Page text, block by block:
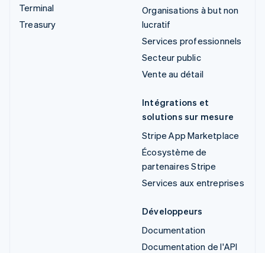
Terminal
Treasury
Organisations à but non
lucratif
Services professionnels
Secteur public
Vente au détail
Intégrations et
solutions sur mesure
Stripe App Marketplace
Écosystème de
partenaires Stripe
Services aux entreprises
Développeurs
Documentation
Documentation de l'API